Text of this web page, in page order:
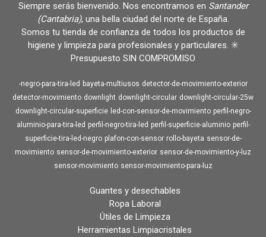
Siempre serás bienvenido. Nos encontramos en Santander
(Cantabria), una bella ciudad del norte de España.
Somos tu tienda de confianza de todos los productos de
higiene y limpieza para profesionales y particulares. ✳️
Presupuesto SIN COMPROMISO
-negro-para-tira-led bayeta-multiusos detector-de-movimiento-exterior
detector-movimiento downlight downlight-circular downlight-circular-25w
downlight-circular-superficie
led-con-sensor-de-movimiento perfil-negro-
aluminio-para-tira-led perfil-negro-tira-led perfil-superficie-aluminio perfil-
superficie-tira-led-negro plafon-con-sensor rollo-bayeta sensor-de-
movimiento sensor-de-movimiento-exterior sensor-de-movimiento-y-luz
sensor-movimiento sensor-movimiento-para-luz
Guantes y desechables
Ropa Laboral
Útiles de Limpieza
Herramientas Limpiacristales